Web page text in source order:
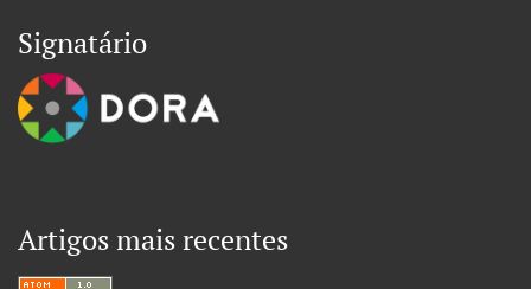
Signatário
Artigos mais recentes